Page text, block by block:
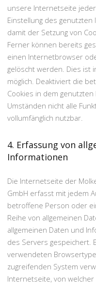
unsere Internetseite
Einstellung des
damit der Setzung von
Ferner können bereits
einen Internetbrowser
gelöscht werden. Dies ist
möglich. Deaktiviert die
Cookies in dem
Umständen nicht alle
vollumfänglich nutzbar.
4. Erfassung von
Informationen
Die Internetseite der
GmbH erfasst mit jedem
betroffene Person oder
Reihe von allgemeinen
allgemeinen Daten und
des Servers gespeichert.
verwendeten
zugreifenden System
Internetseite, von